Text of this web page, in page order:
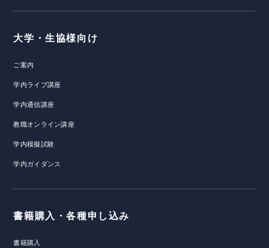
大学・生協様向け
ご案内
学内ライブ講座
学内通信講座
教職オンライン講座
学内模擬試験
学内ガイダンス
書籍購入・各種申し込み
書籍購入